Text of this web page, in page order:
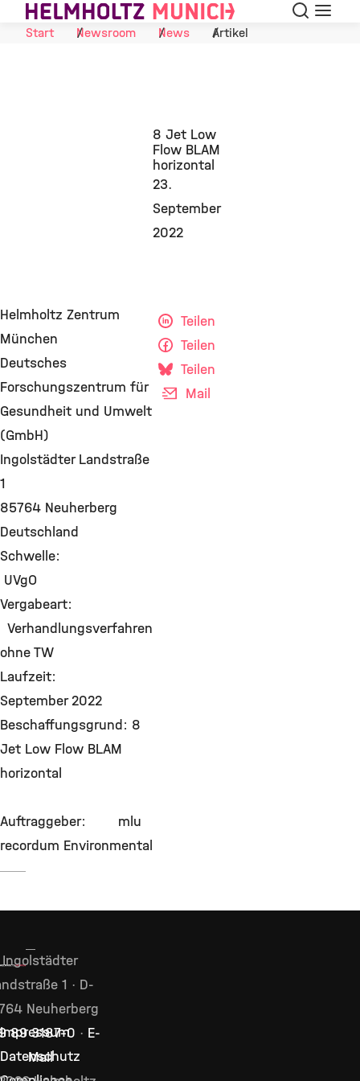
Skip to Content Suche
Start
Newsroom News Artikel
8 Jet Low
Flow BLAM
horizontal
23.
September
2022
Helmholtz Zentrum
München
Deutsches
Forschungszentrum für
Gesundheit und Umwelt
(GmbH)
Ingolstädter Landstraße
1
85764 Neuherberg
Deutschland
Schwelle:
UVgO
Vergabeart:
Verhandlungsverfahren
ohne TW
Laufzeit:
September 2022
Beschaffungsgrund: 8
Jet Low Flow BLAM
horizontal
Auftraggeber: mlu
recordum Environmental
Teilen
Teilen
Teilen
Mail
Impressum
Datenschutz
Ingolstädter
1 · D-
Neuherberg
89 3187–0 · E-
Mail